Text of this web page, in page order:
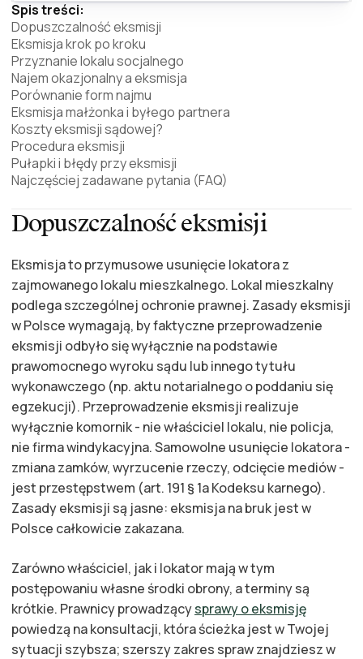
Spis treści:
Dopuszczalność eksmisji
Eksmisja krok po kroku
Przyznanie lokalu socjalnego
Najem okazjonalny a eksmisja
Porównanie form najmu
Eksmisja małżonka i byłego partnera
Koszty eksmisji sądowej?
Procedura eksmisji
Pułapki i błędy przy eksmisji
Najczęściej zadawane pytania (FAQ)
Dopuszczalność eksmisji
Eksmisja to przymusowe usunięcie lokatora z
zajmowanego lokalu mieszkalnego. Lokal mieszkalny
podlega szczególnej ochronie prawnej. Zasady eksmisji
w Polsce wymagają, by faktyczne przeprowadzenie
eksmisji odbyło się wyłącznie na podstawie
prawomocnego wyroku sądu lub innego tytułu
wykonawczego (np. aktu notarialnego o poddaniu się
egzekucji). Przeprowadzenie eksmisji realizuje
wyłącznie komornik - nie właściciel lokalu, nie policja,
nie firma windykacyjna. Samowolne usunięcie lokatora -
zmiana zamków, wyrzucenie rzeczy, odcięcie mediów -
jest przestępstwem (art. 191 § 1a Kodeksu karnego).
Zasady eksmisji są jasne: eksmisja na bruk jest w
Polsce całkowicie zakazana.
Zarówno właściciel, jak i lokator mają w tym
postępowaniu własne środki obrony, a terminy są
krótkie. Prawnicy prowadzącysprawy o eksmisję
powiedzą na konsultacji, która ścieżka jest w Twojej
sytuacji szybsza; szerszy zakres spraw znajdziesz w